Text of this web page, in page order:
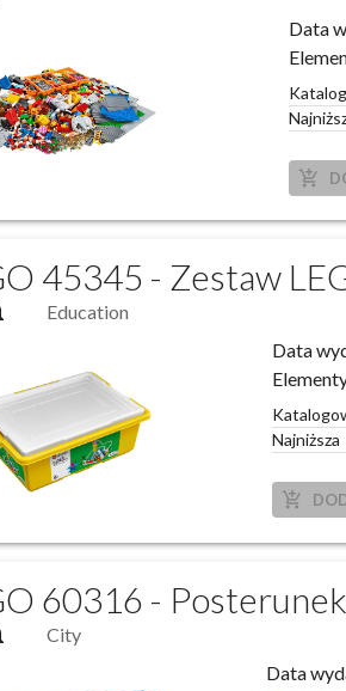
Data
add_shopping_cart
45345 - Zestaw
Education
Data
Najniższa
add_shopping_cart
60316 -
City
Data